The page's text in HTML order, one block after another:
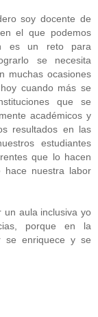
soy docente de
el que podemos
es un reto para
se necesita
muchas ocasiones
cuando más se
que se
académicos y
resultados en las
estudiantes
que lo hacen
nuestra labor
un aula inclusiva yo
porque en la
se enriquece y se